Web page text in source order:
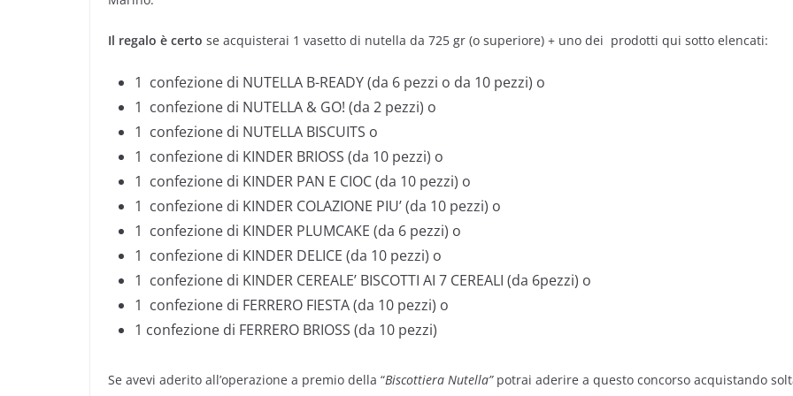
Il regalo è certo se acquisterai 1 vasetto di nutella da 725 gr (o superiore) + uno dei prodotti qui sotto elencati:
1 confezione di NUTELLA B-READY (da 6 pezzi o da 10 pezzi) o
1 confezione di NUTELLA & GO! (da 2 pezzi) o
1 confezione di NUTELLA BISCUITS o
1 confezione di KINDER BRIOSS (da 10 pezzi) o
1 confezione di KINDER PAN E CIOC (da 10 pezzi) o
1 confezione di KINDER COLAZIONE PIU’ (da 10 pezzi) o
1 confezione di KINDER PLUMCAKE (da 6 pezzi) o
1 confezione di KINDER DELICE (da 10 pezzi) o
1 confezione di KINDER CEREALE’ BISCOTTI AI 7 CEREALI (da 6pezzi) o
1 confezione di FERRERO FIESTA (da 10 pezzi) o
1 confezione di FERRERO BRIOSS (da 10 pezzi)
Se avevi aderito all’operazione a premio della “Biscottiera Nutella”potrai aderire a questo concorso acquistando